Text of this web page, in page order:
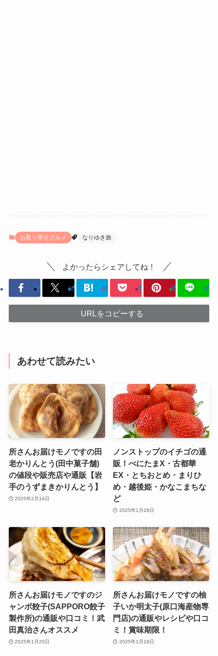
お取り寄せグルメ なりゆき旅
よかったらシェアしてね！
URLをコピーする
あわせて読みたい
所さんお届けモノですの田
老かりんとう(田中菓子舗)
の値段や販売店や通販【岩
手のうずまきかりんとう】
2025年2月14日
ノンストップのイチゴの通
販！べにたまX・古都華
EX・とちおとめ・まりひ
め・越後姫・かなこまちな
ど
2025年1月28日
所さんお届けモノですのジ
ャンボ餃子(SAPPORO餃子
製作所)の通販や口コミ！武
田真治さんオススメ
2025年1月25日
所さんお届けモノですの柚
子いか明太子(原口海産物専
門店)の通販やレシピや口コ
ミ！賞味期限！
2025年1月18日